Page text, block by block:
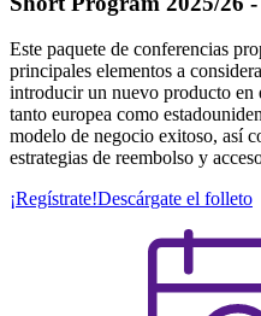
Este paquete de conferencias
principales elementos a
introducir un nuevo producto en
tanto europea como
modelo de negocio exitoso, así
estrategias de reembolso y
¡Regístrate!Descárgate el folleto